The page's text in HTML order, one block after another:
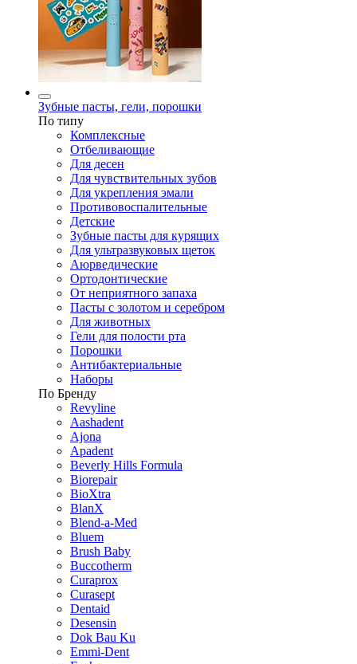
Зубные пасты, гели, порошки
По типу
Комплексные
Отбеливающие
Для десен
Для чувствительных зубов
Для укрепления эмали
Противовоспалительные
Детские
Зубные пасты для курящих
Для ультразвуковых щеток
Аюрведические
Ортодонтические
От неприятного запаха
Пасты с золотом и серебром
Для животных
Гели для полости рта
Порошки
Антибактериальные
Наборы
По Бренду
Revyline
Aashadent
Ajona
Apadent
Beverly Hills Formula
Biorepair
BioXtra
BlanX
Blend-a-Med
Bluem
Brush Baby
Buccotherm
Curaprox
Curasept
Dentaid
Desensin
Dok Bau Ku
Emmi-Dent